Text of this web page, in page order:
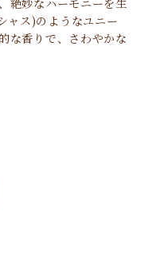
ス)のようなユニー
な香りで、さわやかな